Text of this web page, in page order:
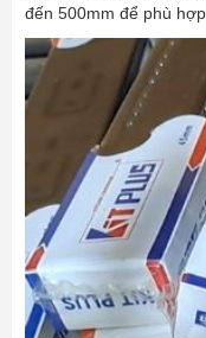
đến 500mm để phù